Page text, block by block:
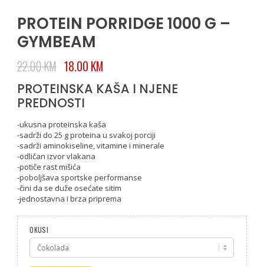
PROTEIN PORRIDGE 1000 G –
GYMBEAM
22.00KM 18.00 KM
PROTEINSKA KAŠA I NJENE
PREDNOSTI
-ukusna proteinska kaša
-sadrži do 25 g proteina u svakoj porciji
-sadrži aminokiseline, vitamine i minerale
-odličan izvor vlakana
-potiče rast mišića
-poboljšava sportske performanse
-čini da se duže osećate sitim
-jednostavna i brza priprema
OKUSI